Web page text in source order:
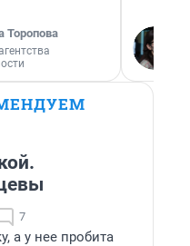
Торопова
7
а у нее пробита